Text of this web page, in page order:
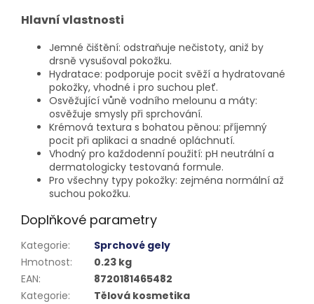
Hlavní vlastnosti
Jemné čištění: odstraňuje nečistoty, aniž by
drsně vysušoval pokožku.
Hydratace: podporuje pocit svěží a hydratované
pokožky, vhodné i pro suchou pleť.
Osvěžující vůně vodního melounu a máty:
osvěžuje smysly při sprchování.
Krémová textura s bohatou pěnou: příjemný
pocit při aplikaci a snadné opláchnutí.
Vhodný pro každodenní použití: pH neutrální a
dermatologicky testovaná formule.
Pro všechny typy pokožky: zejména normální až
suchou pokožku.
Doplňkové parametry
Kategorie:
Sprchové gely
Hmotnost:
0.23 kg
EAN:
8720181465482
Kategorie:
Tělová kosmetika